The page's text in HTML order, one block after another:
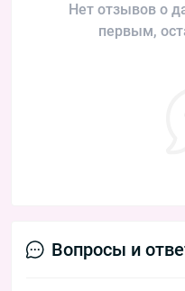
Нет отзывов о
первым,
Вопросы и